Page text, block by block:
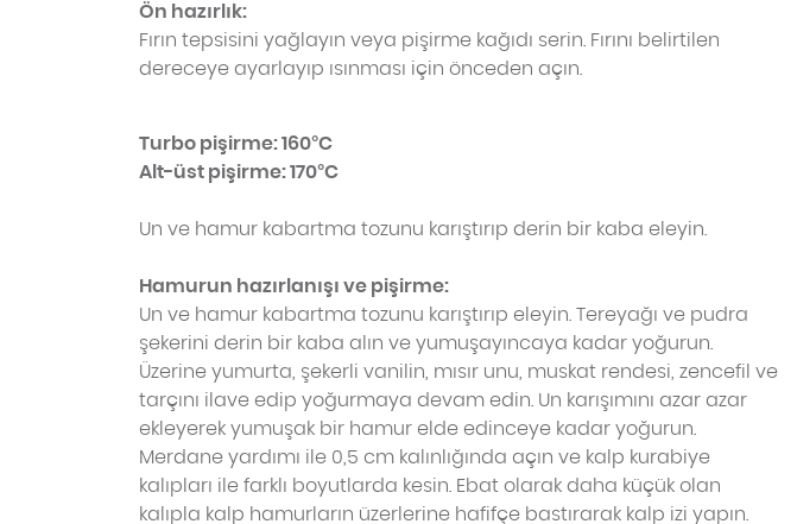
Ön hazırlık:
Fırın tepsisini yağlayın veya pişirme kağıdı serin. Fırını belirtilen
dereceye ayarlayıp ısınması için önceden açın.
Turbo pişirme: 160°C
Alt-üst pişirme: 170°C
Un ve hamur kabartma tozunu karıştırıp derin bir kaba eleyin.
Hamurun hazırlanışı ve pişirme:
Un ve hamur kabartma tozunu karıştırıp eleyin. Tereyağı ve pudra
şekerini derin bir kaba alın ve yumuşayıncaya kadar yoğurun.
Üzerine yumurta, şekerli vanilin, mısır unu, muskat rendesi, zencefil ve
tarçını ilave edip yoğurmaya devam edin. Un karışımını azar azar
ekleyerek yumuşak bir hamur elde edinceye kadar yoğurun.
Merdane yardımı ile 0,5 cm kalınlığında açın ve kalp kurabiye
kalıpları ile farklı boyutlarda kesin. Ebat olarak daha küçük olan
kalıpla kalp hamurların üzerlerine hafifçe bastırarak kalp izi yapın.